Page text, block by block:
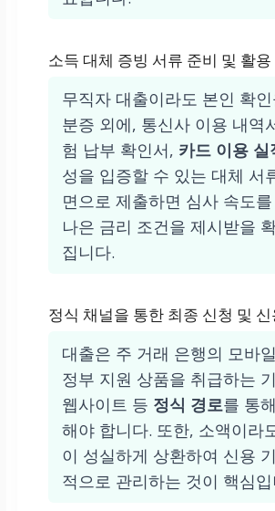
소득 대체 증빙 서류 준비 및 활용
무직자 대출이라도 본인 확
분증 외에, 통신사 이용 내역
험 납부 확인서, 카드 이용 실
성을 입증할 수 있는 대체 서
면으로 제출하면 심사 속도
나은 금리 조건을 제시받을
집니다.
정식 채널을 통한 최종 신청 및 신
대출은 주 거래 은행의 모바
정부 지원 상품을 취급하는
웹사이트 등 정식 경로를 통
해야 합니다. 또한, 소액이라
이 성실하게 상환하여 신용
적으로 관리하는 것이 핵심